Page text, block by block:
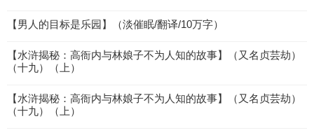
【男人的目标是乐园】（淡催眠/翻译/10万字）
【水浒揭秘：高衙内与林娘子不为人知的故事】（又名贞芸劫）
（十九）（上）
【水浒揭秘：高衙内与林娘子不为人知的故事】（又名贞芸劫）
（十九）（上）